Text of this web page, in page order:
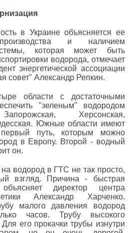
в Украине объясняется ее
и наличием
которая может быть
водорода, отмечает
энергетической ассоциации
совет" Александр Репкин.
области с достаточными
"зеленым" водородом
Херсонская,
Южные области имеют
путь, которым можно
в Европу. Второй - водный
он.
водород в ГТС не так просто,
взгляд. Причина - быстрая
директор центра
Александр Харченко.
малого давления водород
часов. Трубу высокого
его прокачки трубы изнутри